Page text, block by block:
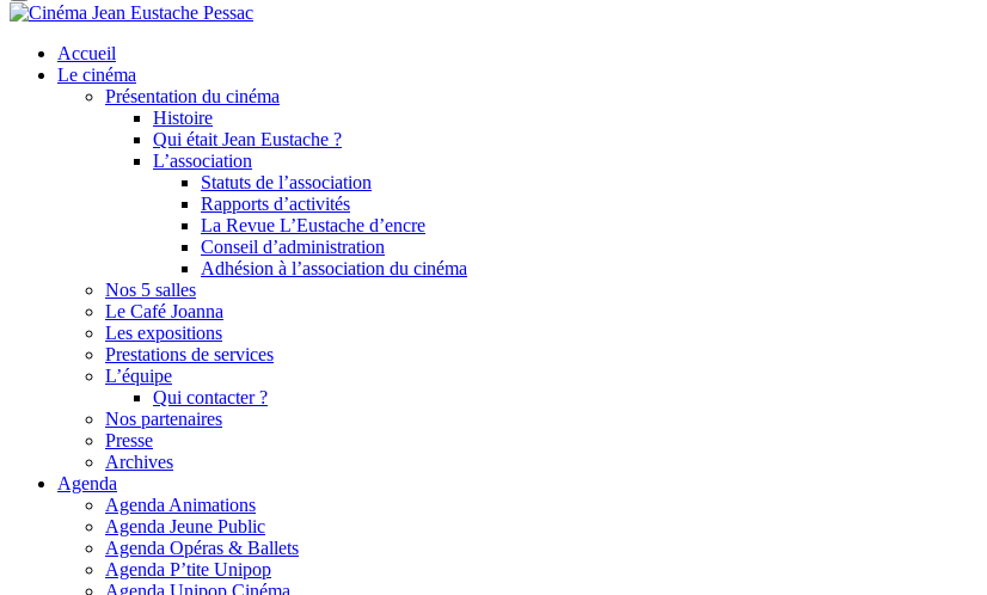
Accueil
Le cinéma
Présentation du cinéma
Histoire
Qui était Jean Eustache ?
L’association
Statuts de l’association
Rapports d’activités
La Revue L’Eustache d’encre
Conseil d’administration
Adhésion à l’association du cinéma
Nos 5 salles
Le Café Joanna
Les expositions
Prestations de services
L’équipe
Qui contacter ?
Nos partenaires
Presse
Archives
Agenda
Agenda Animations
Agenda Jeune Public
Agenda Opéras & Ballets
Agenda P’tite Unipop
Agenda Unipop Cinéma